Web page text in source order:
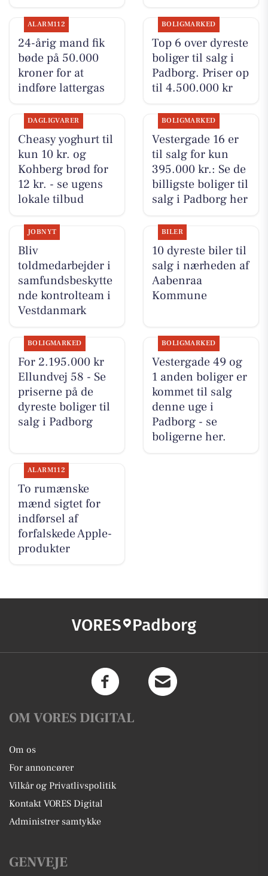
ALARM112
24-årig mand fik
bøde på 50.000
kroner for at
indføre lattergas
BOLIGMARKED
Top 6 over dyreste
boliger til salg i
Padborg. Priser op
til 4.500.000 kr
DAGLIGVARER
Cheasy yoghurt til
kun 10 kr. og
Kohberg brød for
12 kr. - se ugens
lokale tilbud
BOLIGMARKED
Vestergade 16 er
til salg for kun
395.000 kr.: Se de
billigste boliger til
salg i Padborg her
JOBNYT
Bliv
toldmedarbejder i
samfundsbeskytte
nde kontrolteam i
Vestdanmark
BILER
10 dyreste biler til
salg i nærheden af
Aabenraa
Kommune
BOLIGMARKED
For 2.195.000 kr
Ellundvej 58 - Se
priserne på de
dyreste boliger til
salg i Padborg
BOLIGMARKED
Vestergade 49 og
1 anden boliger er
kommet til salg
denne uge i
Padborg - se
boligerne her.
ALARM112
To rumænske
mænd sigtet for
indførsel af
forfalskede Apple-
produkter
VORES Padborg
OM VORES DIGITAL
Om os
For annoncører
Vilkår og Privatlivspolitik
Kontakt VORES Digital
Administrer samtykke
GENVEJE